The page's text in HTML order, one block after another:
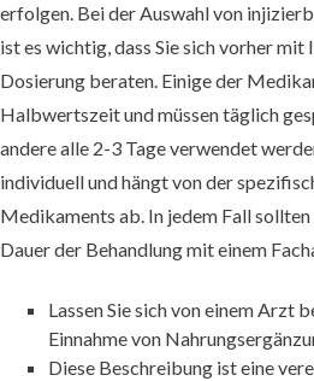
erfolgen. Bei der Auswahl von
ist es wichtig, dass Sie sich vorher
Dosierung beraten. Einige der
Halbwertszeit und müssen täglich
andere alle 2-3 Tage verwendet
individuell und hängt von der
Medikaments ab. In jedem Fall
Dauer der Behandlung mit einem
Lassen Sie sich von einem Arzt
Einnahme von
Diese Beschreibung ist eine